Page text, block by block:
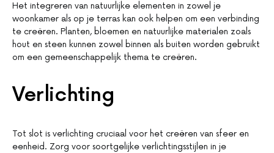
Het integreren van natuurlijke elementen in zowel je
woonkamer als op je terras kan ook helpen om een verbinding
te creëren. Planten, bloemen en natuurlijke materialen zoals
hout en steen kunnen zowel binnen als buiten worden gebruikt
om een gemeenschappelijk thema te creëren.
Verlichting
Tot slot is verlichting cruciaal voor het creëren van sfeer en
eenheid. Zorg voor soortgelijke verlichtingsstijlen in je